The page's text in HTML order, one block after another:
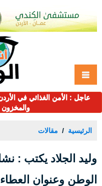
عاجل : الأمن الغذائي في
والمخزون
الرئيسية مقالات
وليد الجلاد يكتب :
الوطن وعنوان العطاء